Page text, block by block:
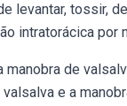
levantar, tossir,
intratorácica por
manobra de
e a